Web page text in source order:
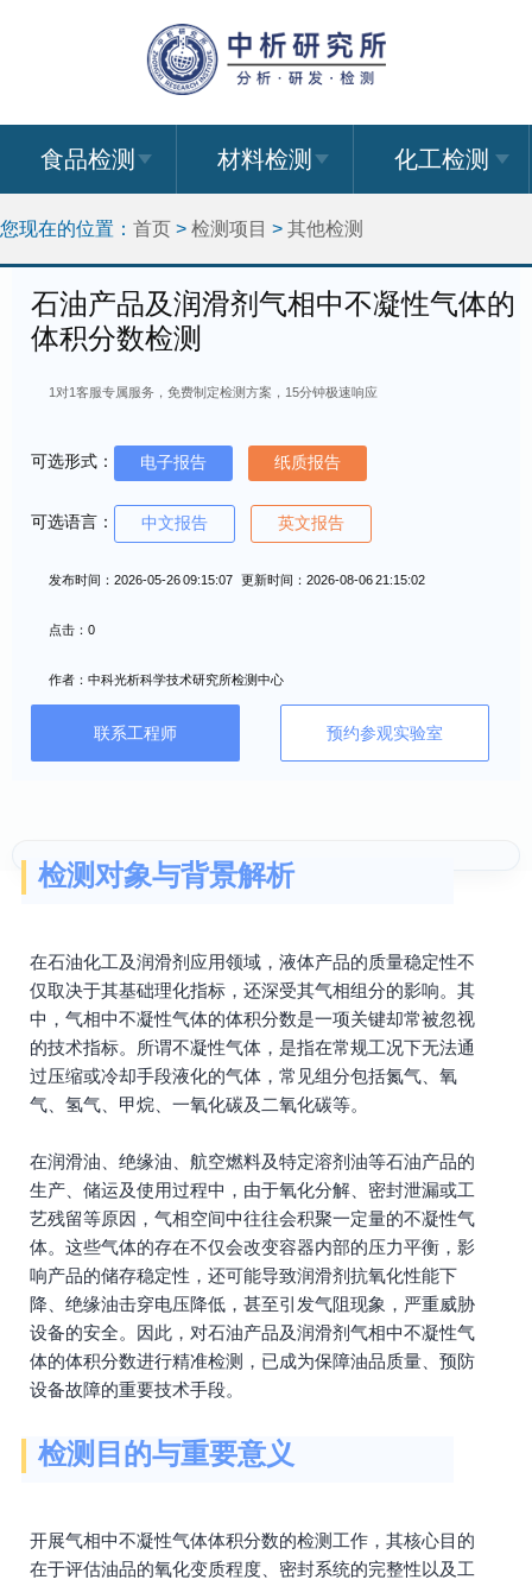
食品检测 材料检测 化工检测
您现在的位置： 首页 > 检测项目 > 其他检测
石油产品及润滑剂气相中不凝性气体的
体积分数检测
1对1客服专属服务，免费制定检测方案，15分钟极速响应
可选形式： 电子报告 纸质报告
可选语言： 中文报告 英文报告
发布时间：2026-05-26 09:15:07 更新时间：2026-08-06 21:15:02
点击：0
作者：中科光析科学技术研究所检测中心
联系工程师 预约参观实验室
检测对象与背景解析
在石油化工及润滑剂应用领域，液体产品的质量稳定性不
仅取决于其基础理化指标，还深受其气相组分的影响。其
中，气相中不凝性气体的体积分数是一项关键却常被忽视
的技术指标。所谓不凝性气体，是指在常规工况下无法通
过压缩或冷却手段液化的气体，常见组分包括氮气、氧
气、氢气、甲烷、一氧化碳及二氧化碳等。
在润滑油、绝缘油、航空燃料及特定溶剂油等石油产品的
生产、储运及使用过程中，由于氧化分解、密封泄漏或工
艺残留等原因，气相空间中往往会积聚一定量的不凝性气
体。这些气体的存在不仅会改变容器内部的压力平衡，影
响产品的储存稳定性，还可能导致润滑剂抗氧化性能下
降、绝缘油击穿电压降低，甚至引发气阻现象，严重威胁
设备的安全。因此，对石油产品及润滑剂气相中不凝性气
体的体积分数进行精准检测，已成为保障油品质量、预防
设备故障的重要技术手段。
检测目的与重要意义
开展气相中不凝性气体体积分数的检测工作，其核心目的
在于评估油品的氧化变质程度、密封系统的完整性以及工